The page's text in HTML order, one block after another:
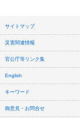
サイトマップ
災害関連情報
官公庁等リンク集
English
キーワード
御意見・お問合せ